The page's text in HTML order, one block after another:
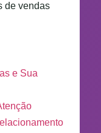
de vendas
e Sua